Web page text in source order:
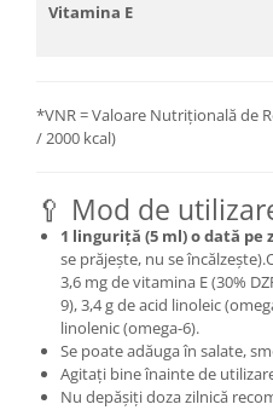
Vitamina E
*VNR = Valoare Nutrițională de
/ 2000 kcal)
🥄 Mod de
1 linguriță (5 ml) o dată pe
se prăjește, nu se
3,6 mg de vitamina E (30%
9), 3,4 g de acid linoleic
linolenic (omega-6).
Se poate adăuga în salate,
Agitați bine înainte de
Nu depășiți doza zilnică